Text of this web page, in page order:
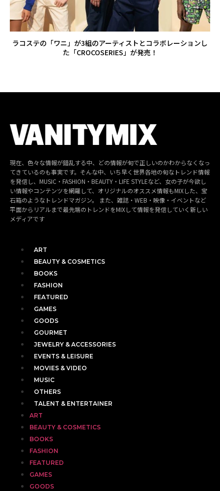
ラコステの「ワニ」が3組のアーティストとコラボレーションし
た「CROCOSERIES」が発売！
現在、色々な情報が錯乱する中、どの情報が旬で正しいのかわからなくなっ
てきているのも事実です。そんな中、いち早く世界各地の旬なトレンド情報
を発信し、MUSIC・FASHION・BEAUTY・LIFE STYLEなど、女の子が今欲し
い情報やコンテンツを網羅して、オリジナルのオススメ情報もMIXした、宝
石箱のようなトレンドマガジン。 また、雑誌・WEB・映像・イベントなど
平面からリアルまで最先端のトレンドをMIXして情報を発信していく新しい
メディアです
ART
BEAUTY & COSMETICS
BOOKS
FASHION
FEATURED
GAMES
GOODS
GOURMET
JEWELRY & ACCESSORIES
EVENTS & LEISURE
MOVIES & VIDEO
MUSIC
OTHERS
TALENT & ENTERTAINER
ART
BEAUTY & COSMETICS
BOOKS
FASHION
FEATURED
GAMES
GOODS